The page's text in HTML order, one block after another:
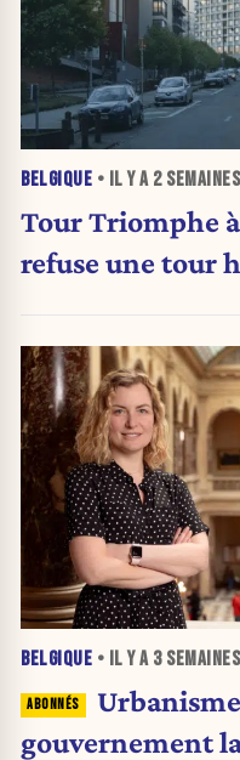
BELGIQUE • IL Y A 2 SEMAINES
Tour Triomphe
refuse une tour
BELGIQUE • IL Y A 3 SEMAINES
gouvernement